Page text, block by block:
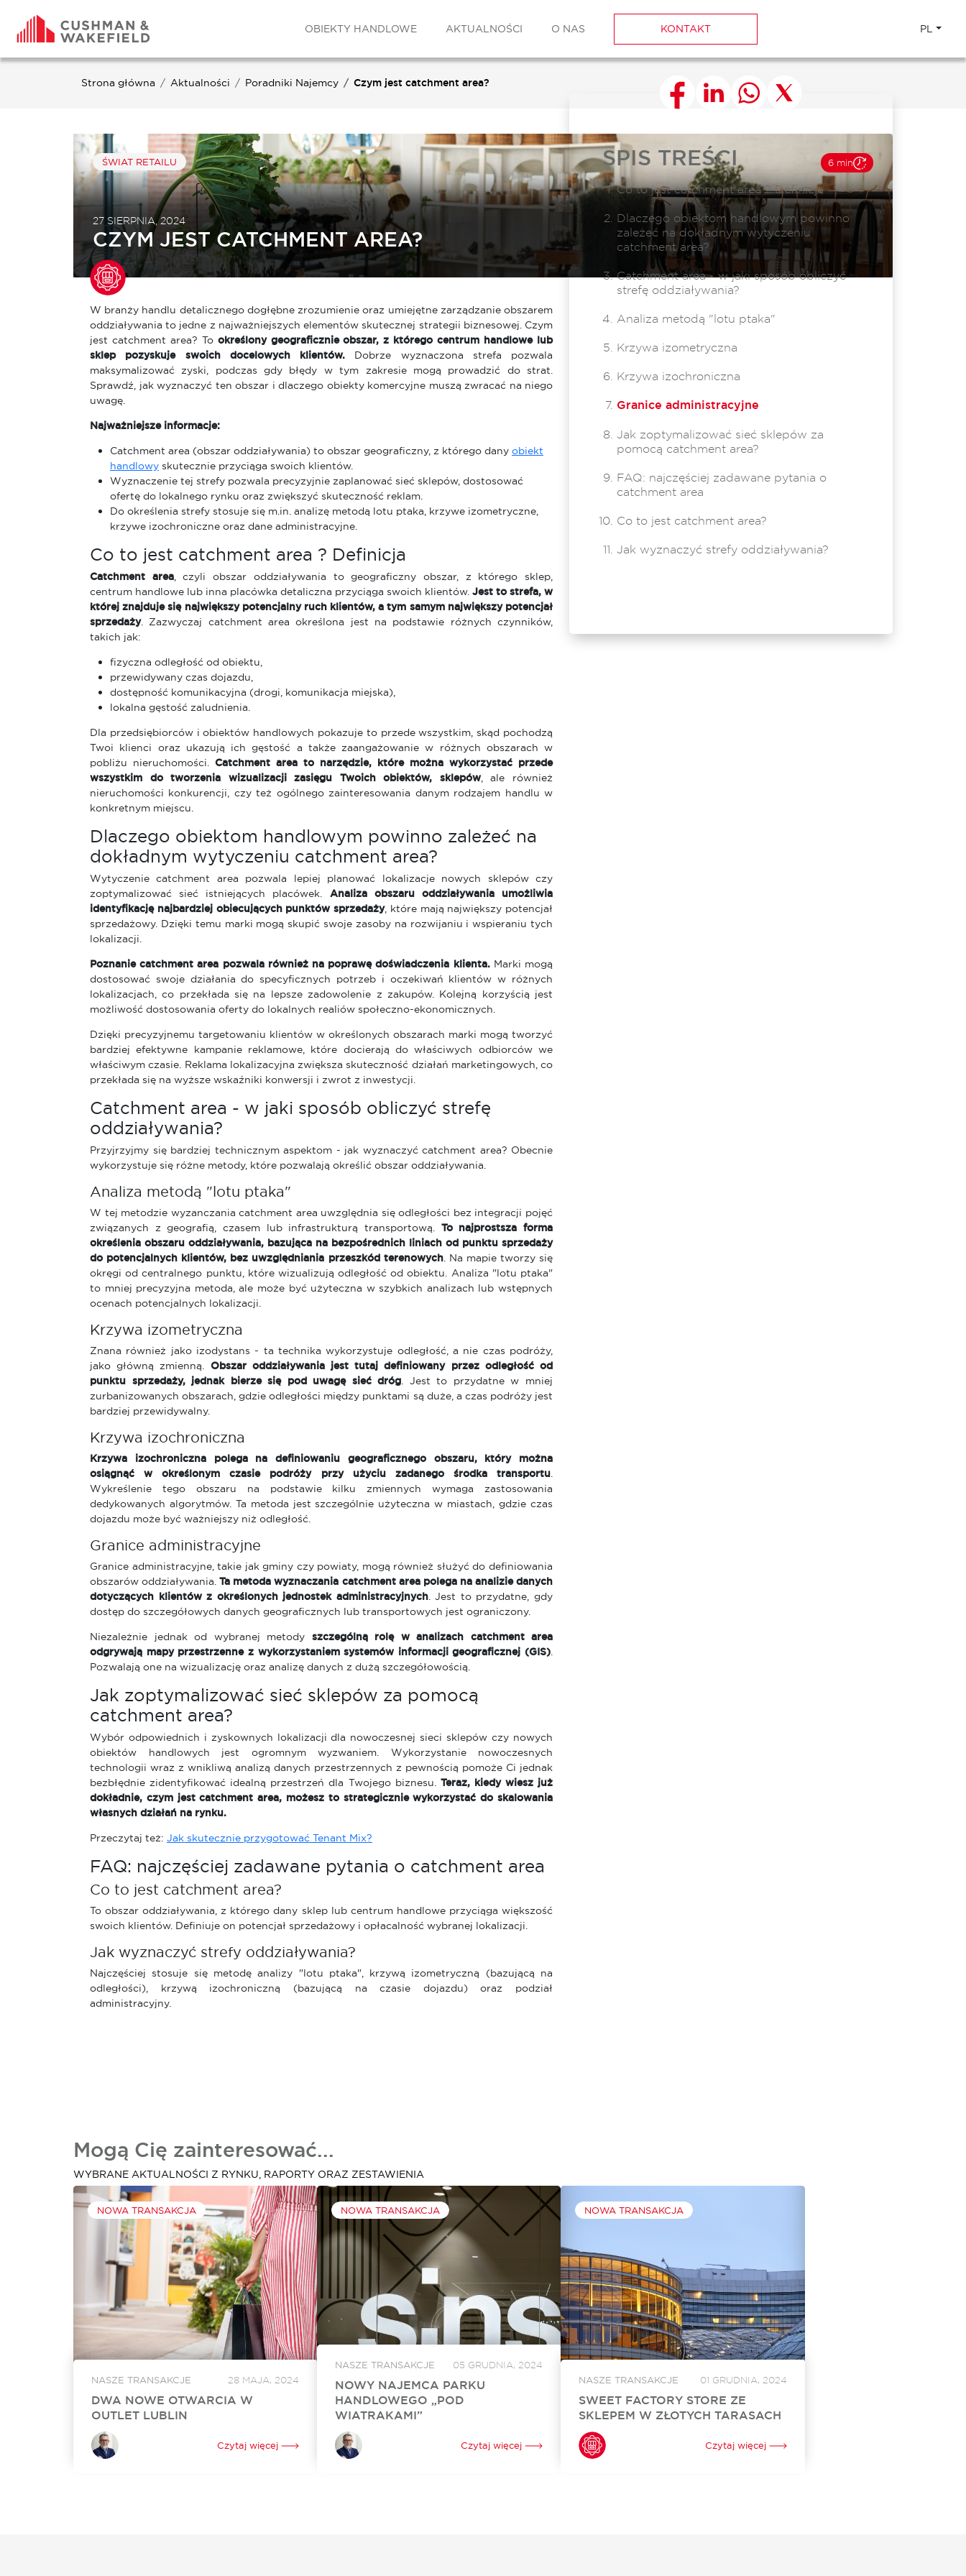
OBIEKTY HANDLOWE AKTUALNOŚCI O NAS KONTAKT PL
Strona główna Aktualności Poradniki Najemcy Czym jest catchment area?
6 min
ŚWIAT RETAILU
27 SIERPNIA, 2024
CZYM JEST CATCHMENT AREA?
W branży handlu detalicznego dogłębne zrozumienie oraz umiejętne zarządzanie obszarem
oddziaływania to jedne z najważniejszych elementów skutecznej strategii biznesowej. Czym
jest catchment area? To określony geograficznie obszar, z którego centrum handlowe lub
sklep pozyskuje swoich docelowych klientów. Dobrze wyznaczona strefa pozwala
maksymalizować zyski, podczas gdy błędy w tym zakresie mogą prowadzić do strat.
Sprawdź, jak wyznaczyć ten obszar i dlaczego obiekty komercyjne muszą zwracać na niego
uwagę.
Najważniejsze informacje:
Catchment area (obszar oddziaływania) to obszar geograficzny, z którego dany obiekt
handlowy skutecznie przyciąga swoich klientów.
Wyznaczenie tej strefy pozwala precyzyjnie zaplanować sieć sklepów, dostosować
ofertę do lokalnego rynku oraz zwiększyć skuteczność reklam.
Do określenia strefy stosuje się m.in. analizę metodą lotu ptaka, krzywe izometryczne,
krzywe izochroniczne oraz dane administracyjne.
Co to jest catchment area ? Definicja
Catchment area, czyli obszar oddziaływania to geograficzny obszar, z którego sklep,
centrum handlowe lub inna placówka detaliczna przyciąga swoich klientów. Jest to strefa, w
której znajduje się największy potencjalny ruch klientów, a tym samym największy potencjał
sprzedaży. Zazwyczaj catchment area określona jest na podstawie różnych czynników,
takich jak:
fizyczna odległość od obiektu,
przewidywany czas dojazdu,
dostępność komunikacyjna (drogi, komunikacja miejska),
lokalna gęstość zaludnienia.
Dla przedsiębiorców i obiektów handlowych pokazuje to przede wszystkim, skąd pochodzą
Twoi klienci oraz ukazują ich gęstość a także zaangażowanie w różnych obszarach w
pobliżu nieruchomości. Catchment area to narzędzie, które można wykorzystać przede
wszystkim do tworzenia wizualizacji zasięgu Twoich obiektów, sklepów, ale również
nieruchomości konkurencji, czy też ogólnego zainteresowania danym rodzajem handlu w
konkretnym miejscu.
Dlaczego obiektom handlowym powinno zależeć na
dokładnym wytyczeniu catchment area?
Wytyczenie catchment area pozwala lepiej planować lokalizacje nowych sklepów czy
zoptymalizować sieć istniejących placówek. Analiza obszaru oddziaływania umożliwia
identyfikację najbardziej obiecujących punktów sprzedaży, które mają największy potencjał
sprzedażowy. Dzięki temu marki mogą skupić swoje zasoby na rozwijaniu i wspieraniu tych
lokalizacji.
Poznanie catchment area pozwala również na poprawę doświadczenia klienta.Marki mogą
dostosować swoje działania do specyficznych potrzeb i oczekiwań klientów w różnych
lokalizacjach, co przekłada się na lepsze zadowolenie z zakupów. Kolejną korzyścią jest
możliwość dostosowania oferty do lokalnych realiów społeczno-ekonomicznych.
Dzięki precyzyjnemu targetowaniu klientów w określonych obszarach marki mogą tworzyć
bardziej efektywne kampanie reklamowe, które docierają do właściwych odbiorców we
właściwym czasie. Reklama lokalizacyjna zwiększa skuteczność działań marketingowych, co
przekłada się na wyższe wskaźniki konwersji i zwrot z inwestycji.
Catchment area - w jaki sposób obliczyć strefę
oddziaływania?
Przyjrzyjmy się bardziej technicznym aspektom - jak wyznaczyć catchment area? Obecnie
wykorzystuje się różne metody, które pozwalają określić obszar oddziaływania.
Analiza metodą "lotu ptaka"
W tej metodzie wyzanczania catchment area uwzględnia się odległości bez integracji pojęć
związanych z geografią, czasem lub infrastrukturą transportową. To najprostsza forma
określenia obszaru oddziaływania, bazująca na bezpośrednich liniach od punktu sprzedaży
do potencjalnych klientów, bez uwzględniania przeszkód terenowych. Na mapie tworzy się
okręgi od centralnego punktu, które wizualizują odległość od obiektu. Analiza "lotu ptaka"
to mniej precyzyjna metoda, ale może być użyteczna w szybkich analizach lub wstępnych
ocenach potencjalnych lokalizacji.
Krzywa izometryczna
Znana również jako izodystans - ta technika wykorzystuje odległość, a nie czas podróży,
jako główną zmienną. Obszar oddziaływania jest tutaj definiowany przez odległość od
punktu sprzedaży, jednak bierze się pod uwagę sieć dróg. Jest to przydatne w mniej
zurbanizowanych obszarach, gdzie odległości między punktami są duże, a czas podróży jest
bardziej przewidywalny.
Krzywa izochroniczna
Krzywa izochroniczna polega na definiowaniu geograficznego obszaru, który można
osiągnąć w określonym czasie podróży przy użyciu zadanego środka transportu.
Wykreślenie tego obszaru na podstawie kilku zmiennych wymaga zastosowania
dedykowanych algorytmów. Ta metoda jest szczególnie użyteczna w miastach, gdzie czas
dojazdu może być ważniejszy niż odległość.
Granice administracyjne
Granice administracyjne, takie jak gminy czy powiaty, mogą również służyć do definiowania
obszarów oddziaływania.Ta metoda wyznaczania catchment area polega na analizie danych
dotyczących klientów z określonych jednostek administracyjnych. Jest to przydatne, gdy
dostęp do szczegółowych danych geograficznych lub transportowych jest ograniczony.
Niezależnie jednak od wybranej metody szczególną rolę w analizach catchment area
odgrywają mapy przestrzenne z wykorzystaniem systemów informacji geograficznej (GIS).
Pozwalają one na wizualizację oraz analizę danych z dużą szczegółowością.
Jak zoptymalizować sieć sklepów za pomocą
catchment area?
Wybór odpowiednich i zyskownych lokalizacji dla nowoczesnej sieci sklepów czy nowych
obiektów handlowych jest ogromnym wyzwaniem. Wykorzystanie nowoczesnych
technologii wraz z wnikliwą analizą danych przestrzennych z pewnością pomoże Ci jednak
bezbłędnie zidentyfikować idealną przestrzeń dla Twojego biznesu. Teraz, kiedy wiesz już
dokładnie, czym jest catchment area, możesz to strategicznie wykorzystać do skalowania
własnych działań na rynku.
Przeczytaj też: Jak skutecznie przygotować Tenant Mix?
FAQ: najczęściej zadawane pytania o catchment area
Co to jest catchment area?
To obszar oddziaływania, z którego dany sklep lub centrum handlowe przyciąga większość
swoich klientów. Definiuje on potencjał sprzedażowy i opłacalność wybranej lokalizacji.
Jak wyznaczyć strefy oddziaływania?
Najczęściej stosuje się metodę analizy "lotu ptaka", krzywą izometryczną (bazującą na
odległości), krzywą izochroniczną (bazującą na czasie dojazdu) oraz podział
administracyjny.
SPIS TREŚCI
Co to jest catchment area ? Definicja
Dlaczego obiektom handlowym powinno
zależeć na dokładnym wytyczeniu
catchment area?
Catchment area - w jaki sposób obliczyć
strefę oddziaływania?
Analiza metodą "lotu ptaka"
Krzywa izometryczna
Krzywa izochroniczna
Granice administracyjne
Jak zoptymalizować sieć sklepów za
pomocą catchment area?
FAQ: najczęściej zadawane pytania o
catchment area
Co to jest catchment area?
Jak wyznaczyć strefy oddziaływania?
Mogą Cię zainteresować...
WYBRANE AKTUALNOŚCI Z RYNKU, RAPORTY ORAZ ZESTAWIENIA
NOWA TRANSAKCJA
NASZE TRANSAKCJE 28 MAJA, 2024
DWA NOWE OTWARCIA W
OUTLET LUBLIN
W czerwcu w Outlet Lublin otworzą się dwa
nowe lokale. Na powiększenie swojego
dotychczasowego sklepu o ponad 250 mkw.
Czytaj więcej
NOWA TRANSAKCJA
NASZE TRANSAKCJE 05 GRUDNIA, 2024
NOWY NAJEMCA PARKU
HANDLOWEGO „POD
WIATRAKAMI”
Sinsay, marka z portfolio Grupy LPP, wynajęła
860 mkw. powierzchni w Parku Handlowym
„Pod Wiatrakami” koło Słupska. Otwarcie
Czytaj więcej
NOWA TRANSAKCJA
NASZE TRANSAKCJE 01 GRUDNIA, 2024
SWEET FACTORY STORE ZE
SKLEPEM W ZŁOTYCH TARASACH
Sweet Factory Store otworzył swój sklep w
Złotych Tarasach. To już 24. w Polsce i 3. w
Warszawie stacjonarny punkt sprzedaży tej
Czytaj więcej